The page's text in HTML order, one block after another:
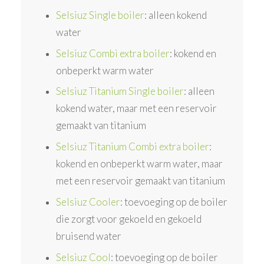
Selsiuz Single boiler: alleen kokend
water
Selsiuz Combi extra boiler: kokend en
onbeperkt warm water
Selsiuz Titanium Single boiler: alleen
kokend water, maar met een reservoir
gemaakt van titanium
Selsiuz Titanium Combi extra boiler:
kokend en onbeperkt warm water, maar
met een reservoir gemaakt van titanium
Selsiuz Cooler: toevoeging op de boiler
die zorgt voor gekoeld en gekoeld
bruisend water
Selsiuz Cool: toevoeging op de boiler